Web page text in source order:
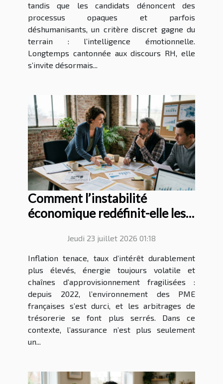
tandis que les candidats dénoncent des
processus opaques et parfois
déshumanisants, un critère discret gagne du
terrain : l’intelligence émotionnelle.
Longtemps cantonnée aux discours RH, elle
s’invite désormais...
Comment l’instabilité
économique redéfinit-elle les
Jeudi 23 juillet 2026 01:18
Inflation tenace, taux d’intérêt durablement
plus élevés, énergie toujours volatile et
chaînes d’approvisionnement fragilisées :
depuis 2022, l’environnement des PME
françaises s’est durci, et les arbitrages de
trésorerie se font plus serrés. Dans ce
contexte, l’assurance n’est plus seulement
un...